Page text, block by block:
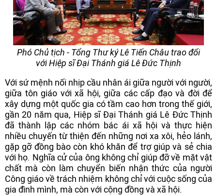
Phó Chủ tịch - Tổng Thư ký Lê Tiến Châu trao đổi
với Hiệp sĩ Đại Thánh giá Lê Đức Thịnh
Với sứ mệnh nối nhịp cầu nhân ái giữa người với người,
giữa tôn giáo với xã hội, giữa các cấp đạo và đời để
xây dựng một quốc gia có tầm cao hơn trong thế giới,
gần 20 năm qua, Hiệp sĩ Đại Thánh giá Lê Đức Thịnh
đã thành lập các nhóm bác ái xã hội và thực hiện
nhiều chuyến từ thiện đến những nơi xa xôi, hẻo lánh,
gặp gỡ đồng bào còn khó khăn để trợ giúp và sẻ chia
với họ. Nghĩa cử của ông không chỉ giúp đỡ về mặt vật
chất mà còn làm chuyển biến nhận thức của người
Công giáo về trách nhiệm không chỉ với cuộc sống của
gia đình mình, mà còn với cộng đồng và xã hội.